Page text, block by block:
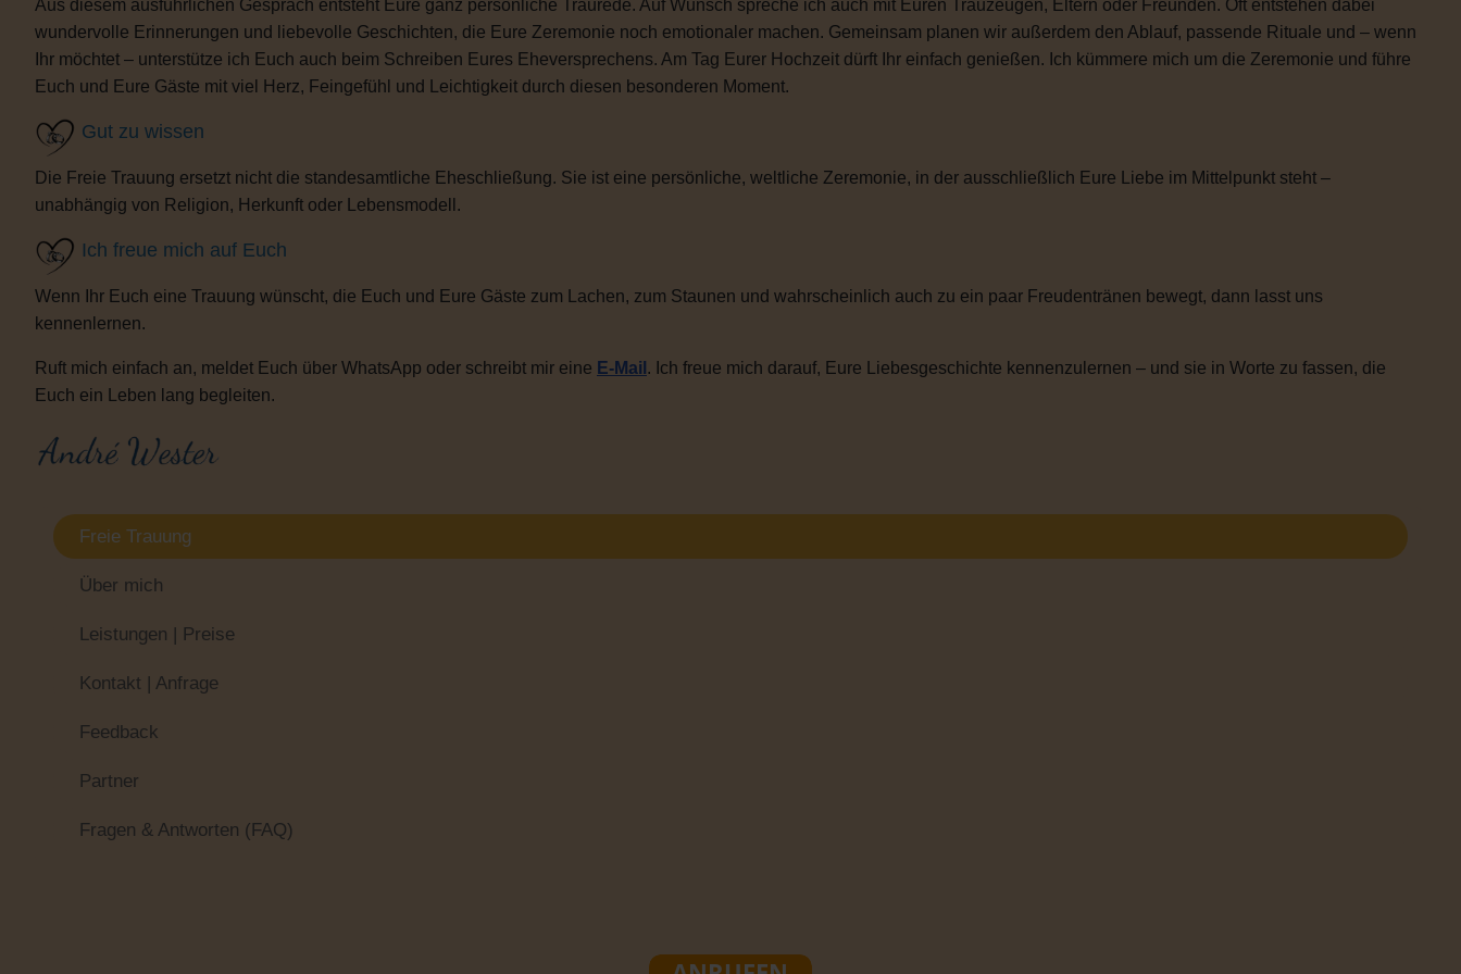
Freie Trauung
Über mich
Leistungen | Preise
Kontakt | Anfrage
Feedback
Partner
Fragen & Antworten (FAQ)
Aus diesem ausführlichen Gespräch entsteht Eure ganz persönliche Traurede. Auf Wunsch spreche ich auch mit Euren Trauzeugen, Eltern oder Freunden. Oft entstehen dabei
wundervolle Erinnerungen und liebevolle Geschichten, die Eure Zeremonie noch emotionaler machen. Gemeinsam planen wir außerdem den Ablauf, passende Rituale und – wenn
Ihr möchtet – unterstütze ich Euch auch beim Schreiben Eures Eheversprechens. Am Tag Eurer Hochzeit dürft Ihr einfach genießen. Ich kümmere mich um die Zeremonie und führe
Euch und Eure Gäste mit viel Herz, Feingefühl und Leichtigkeit durch diesen besonderen Moment.
Gut zu wissen
Die Freie Trauung ersetzt nicht die standesamtliche Eheschließung. Sie ist eine persönliche, weltliche Zeremonie, in der ausschließlich Eure Liebe im Mittelpunkt steht –
unabhängig von Religion, Herkunft oder Lebensmodell.
Ich freue mich auf Euch
Wenn Ihr Euch eine Trauung wünscht, die Euch und Eure Gäste zum Lachen, zum Staunen und wahrscheinlich auch zu ein paar Freudentränen bewegt, dann lasst uns
kennenlernen.
Ruft mich einfach an, meldet Euch über WhatsApp oder schreibt mir eine E-Mail . Ich freue mich darauf, Eure Liebesgeschichte kennenzulernen – und sie in Worte zu fassen, die
Euch ein Leben lang begleiten.